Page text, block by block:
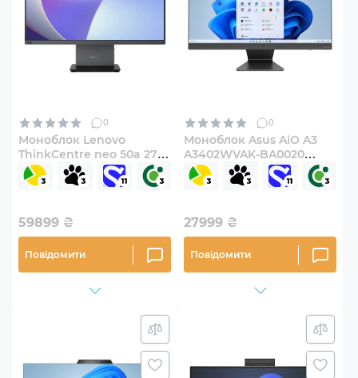
0
Моноблок Lenovo
ThinkCentre neo 50a 27
Gen 5 (12SA000BUI)
59899 ₴
Повідомити
0
Моноблок Asus AiO A3
A3402WVAK-BA0020
(90PT03T2-M000Z0)
27999 ₴
Повідомити